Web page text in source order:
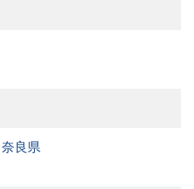
奈良県